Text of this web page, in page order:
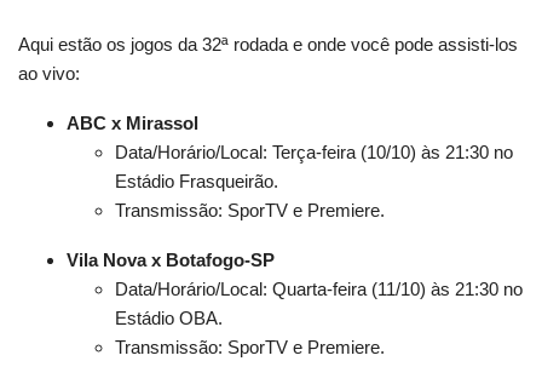
Aqui estão os jogos da 32ª rodada e onde você pode assisti-los
ao vivo:
ABC x Mirassol
Data/Horário/Local: Terça-feira (10/10) às 21:30 no
Estádio Frasqueirão.
Transmissão: SporTV e Premiere.
Vila Nova x Botafogo-SP
Data/Horário/Local: Quarta-feira (11/10) às 21:30 no
Estádio OBA.
Transmissão: SporTV e Premiere.